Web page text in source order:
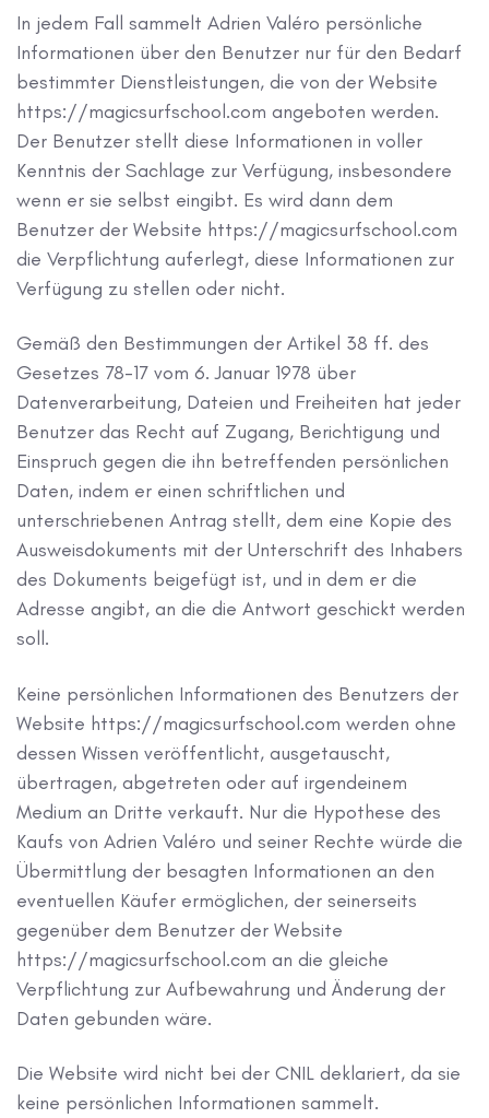
In jedem Fall sammelt Adrien Valéro persönliche
Informationen über den Benutzer nur für den Bedarf
bestimmter Dienstleistungen, die von der Website
https://magicsurfschool.com angeboten werden.
Der Benutzer stellt diese Informationen in voller
Kenntnis der Sachlage zur Verfügung, insbesondere
wenn er sie selbst eingibt. Es wird dann dem
Benutzer der Website https://magicsurfschool.com
die Verpflichtung auferlegt, diese Informationen zur
Verfügung zu stellen oder nicht.
Gemäß den Bestimmungen der Artikel 38 ff. des
Gesetzes 78-17 vom 6. Januar 1978 über
Datenverarbeitung, Dateien und Freiheiten hat jeder
Benutzer das Recht auf Zugang, Berichtigung und
Einspruch gegen die ihn betreffenden persönlichen
Daten, indem er einen schriftlichen und
unterschriebenen Antrag stellt, dem eine Kopie des
Ausweisdokuments mit der Unterschrift des Inhabers
des Dokuments beigefügt ist, und in dem er die
Adresse angibt, an die die Antwort geschickt werden
soll.
Keine persönlichen Informationen des Benutzers der
Website https://magicsurfschool.com werden ohne
dessen Wissen veröffentlicht, ausgetauscht,
übertragen, abgetreten oder auf irgendeinem
Medium an Dritte verkauft. Nur die Hypothese des
Kaufs von Adrien Valéro und seiner Rechte würde die
Übermittlung der besagten Informationen an den
eventuellen Käufer ermöglichen, der seinerseits
gegenüber dem Benutzer der Website
https://magicsurfschool.com an die gleiche
Verpflichtung zur Aufbewahrung und Änderung der
Daten gebunden wäre.
Die Website wird nicht bei der CNIL deklariert, da sie
keine persönlichen Informationen sammelt.